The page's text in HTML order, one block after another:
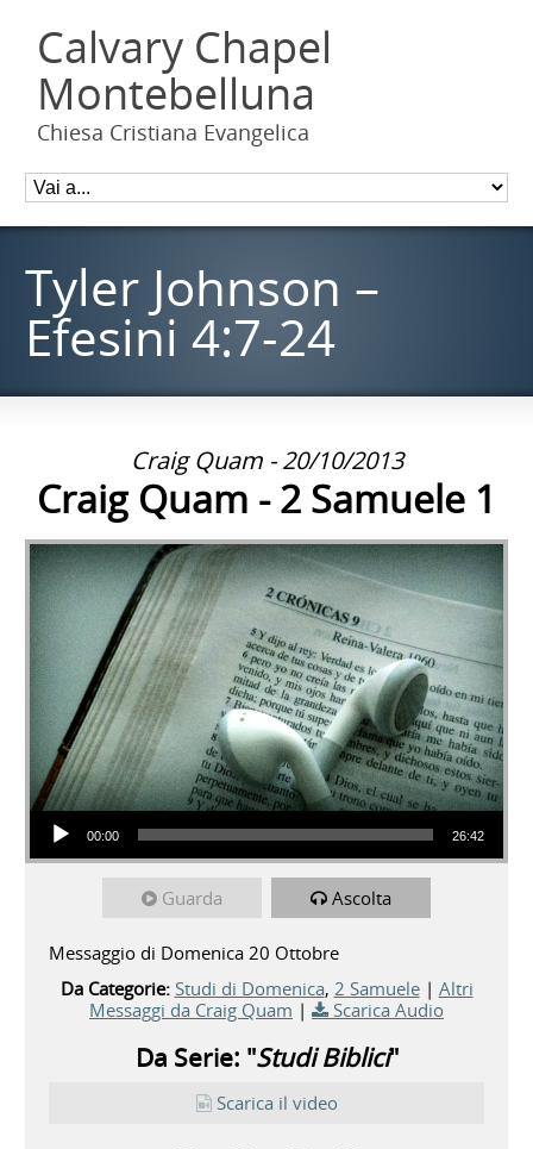
Calvary Chapel
Montebelluna
Chiesa Cristiana Evangelica
Tyler Johnson –
Efesini 4:7-24
Craig Quam - 20/10/2013
Craig Quam - 2 Samuele 1
Audio Player
00:00 26:42
Guarda Ascolta
Messaggio di Domenica 20 Ottobre
Da Categorie: Studi di Domenica, 2 Samuele| Altri
Messaggi da Craig Quam | Scarica Audio
Da Serie: "Studi Biblici"
Scarica il video